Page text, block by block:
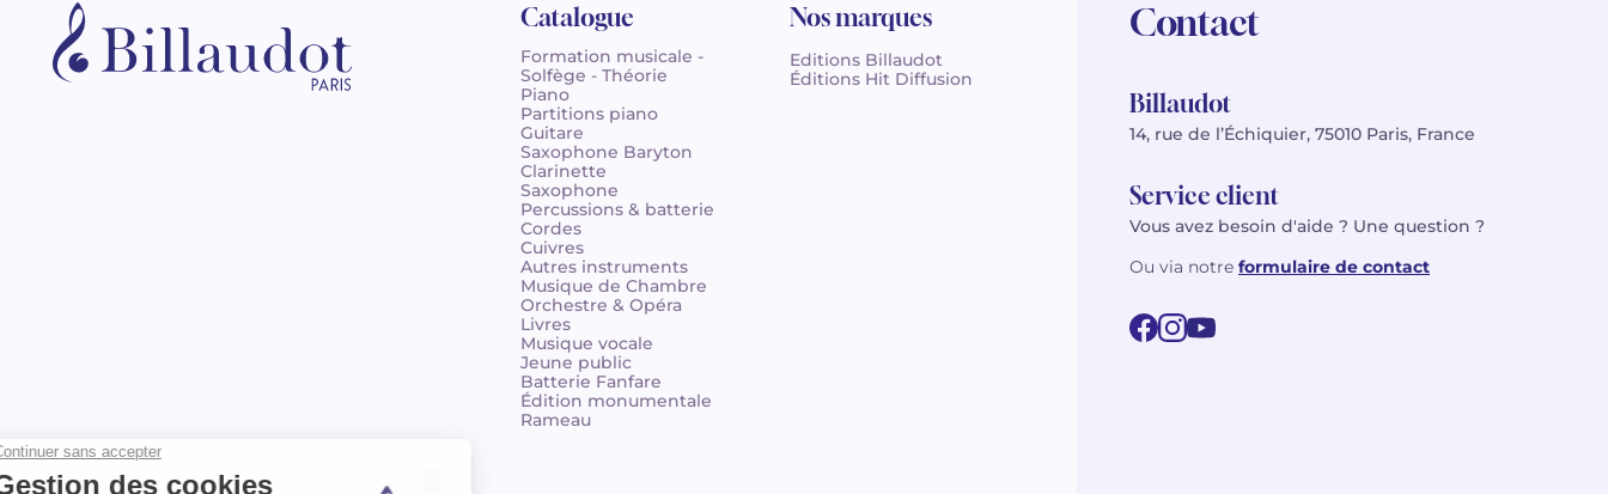
Catalogue
Formation musicale -
Solfège - Théorie
Piano
Partitions piano
Guitare
Saxophone Baryton
Clarinette
Saxophone
Percussions & batterie
Cordes
Cuivres
Autres instruments
Musique de Chambre
Orchestre & Opéra
Livres
Musique vocale
Jeune public
Batterie Fanfare
Édition monumentale
Rameau
Nos marques
Editions Billaudot
Éditions Hit Diffusion
Contact
Billaudot
14, rue de l’Échiquier, 75010 Paris, France
Service client
Vous avez besoin d'aide ? Une question ?
Ou via notre formulaire de contact